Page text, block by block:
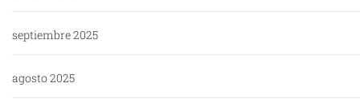
septiembre 2025
agosto 2025